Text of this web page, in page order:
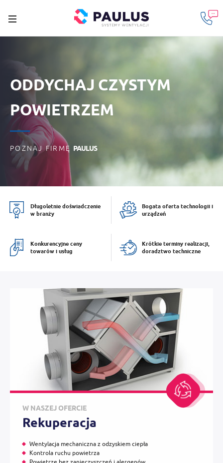
ODDYCHAJ CZYSTYM
POWIETRZEM
POZNAJ FIRMĘ PAULUS
ŚWIEŻE POWIETRZE
DLA TWOJEGO DOMU!
POZNAJ FIRMĘ
Długoletnie doświadczenie
w branży
Bogata oferta technologii i
urządzeń
Konkurencyjne ceny
towarów i usług
Krótkie terminy realizacji,
doradztwo techniczne
W NASZEJ OFERCIE
Rekuperacja
Wentylacja mechaniczna z odzyskiem ciepła
Kontrola ruchu powietrza